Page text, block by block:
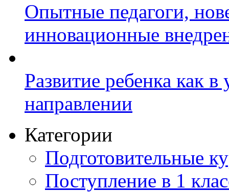
Опытные педагоги,
инновационные
Развитие ребенка как
направлении
Категории
Подготовительные
Поступление в 1